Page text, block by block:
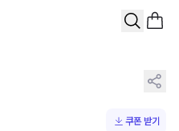
쿠폰 받기